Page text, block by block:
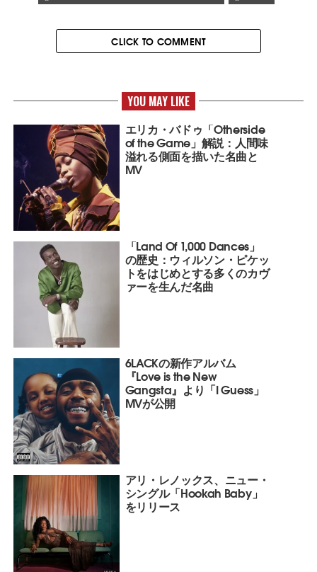
CLICK TO COMMENT
YOU MAY LIKE
エリカ・バドゥ「Otherside
of the Game」解説：人間味
溢れる側面を描いた名曲と
MV
「Land Of 1,000 Dances」
の歴史：ウィルソン・ピケッ
トをはじめとする多くのカヴ
ァーを生んだ名曲
6LACKの新作アルバム
『Love is the New
Gangsta』より「I Guess」
MVが公開
アリ・レノックス、ニュー・
シングル「Hookah Baby」
をリリース